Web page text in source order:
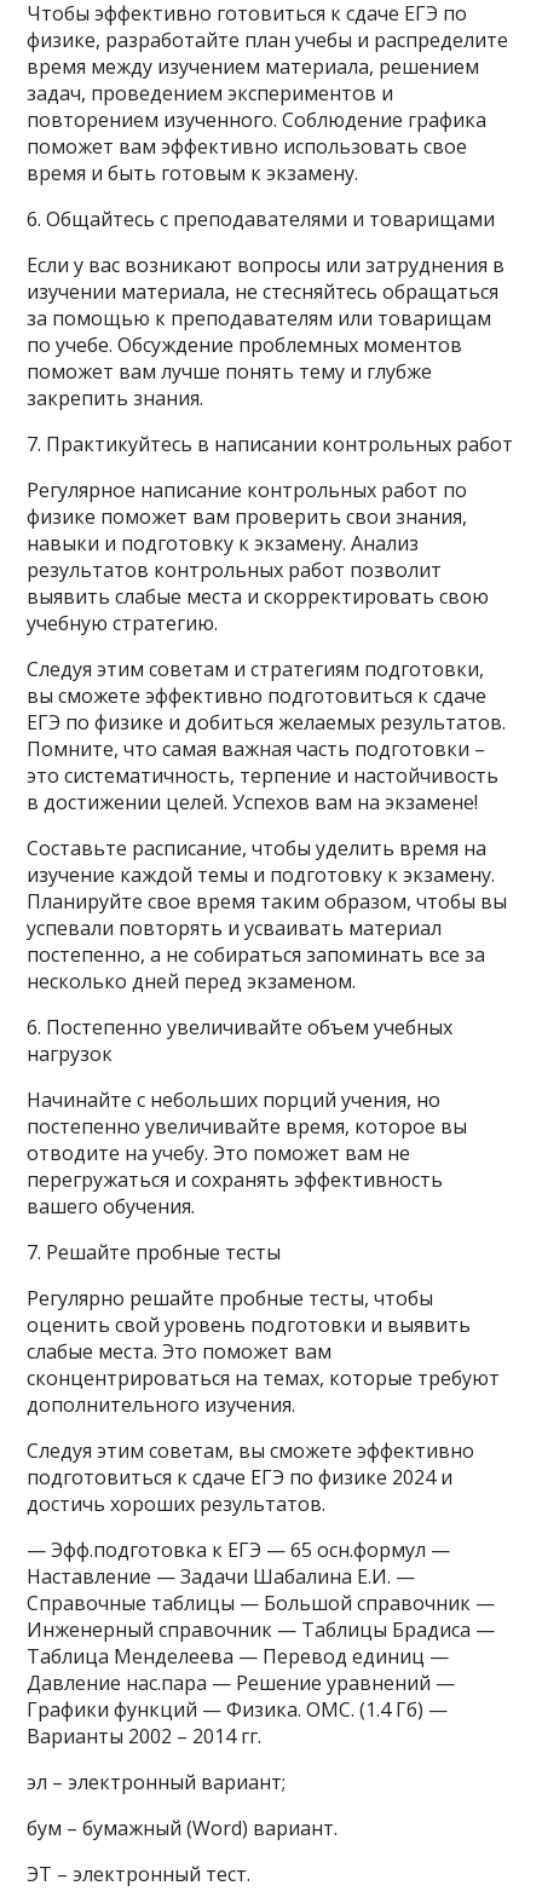
Чтобы эффективно готовиться к сдаче ЕГЭ по
физике, разработайте план учебы и распределите
время между изучением материала, решением
задач, проведением экспериментов и
повторением изученного. Соблюдение графика
поможет вам эффективно использовать свое
время и быть готовым к экзамену.
6. Общайтесь с преподавателями и товарищами
Если у вас возникают вопросы или затруднения в
изучении материала, не стесняйтесь обращаться
за помощью к преподавателям или товарищам
по учебе. Обсуждение проблемных моментов
поможет вам лучше понять тему и глубже
закрепить знания.
7. Практикуйтесь в написании контрольных работ
Регулярное написание контрольных работ по
физике поможет вам проверить свои знания,
навыки и подготовку к экзамену. Анализ
результатов контрольных работ позволит
выявить слабые места и скорректировать свою
учебную стратегию.
Следуя этим советам и стратегиям подготовки,
вы сможете эффективно подготовиться к сдаче
ЕГЭ по физике и добиться желаемых результатов.
Помните, что самая важная часть подготовки –
это систематичность, терпение и настойчивость
в достижении целей. Успехов вам на экзамене!
Составьте расписание, чтобы уделить время на
изучение каждой темы и подготовку к экзамену.
Планируйте свое время таким образом, чтобы вы
успевали повторять и усваивать материал
постепенно, а не собираться запоминать все за
несколько дней перед экзаменом.
6. Постепенно увеличивайте объем учебных
нагрузок
Начинайте с небольших порций учения, но
постепенно увеличивайте время, которое вы
отводите на учебу. Это поможет вам не
перегружаться и сохранять эффективность
вашего обучения.
7. Решайте пробные тесты
Регулярно решайте пробные тесты, чтобы
оценить свой уровень подготовки и выявить
слабые места. Это поможет вам
сконцентрироваться на темах, которые требуют
дополнительного изучения.
Следуя этим советам, вы сможете эффективно
подготовиться к сдаче ЕГЭ по физике 2024 и
достичь хороших результатов.
— Эфф.подготовка к ЕГЭ — 65 осн.формул —
Наставление — Задачи Шабалина Е.И. —
Справочные таблицы — Большой справочник —
Инженерный справочник — Таблицы Брадиса —
Таблица Менделеева — Перевод единиц —
Давление нас.пара — Решение уравнений —
Графики функций — Физика. ОМС. (1.4 Гб) —
Варианты 2002 – 2014 гг.
эл – электронный вариант;
бум – бумажный (Word) вариант.
ЭТ – электронный тест.